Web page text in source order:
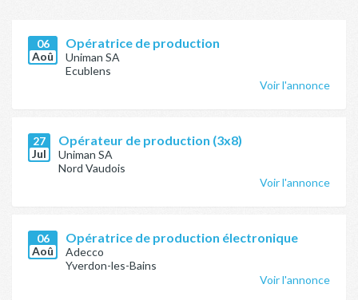
06
Aoû
Opératrice de production
Uniman SA
Ecublens
Voir l'annonce
27
Jul
Opérateur de production (3x8)
Uniman SA
Nord Vaudois
Voir l'annonce
06
Aoû
Opératrice de production électronique
Adecco
Yverdon-les-Bains
Voir l'annonce